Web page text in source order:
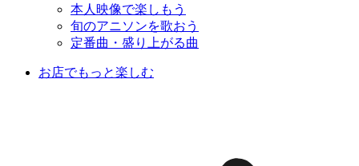
本人映像で楽しもう
旬のアニソンを歌おう
定番曲・盛り上がる曲
お店でもっと楽しむ